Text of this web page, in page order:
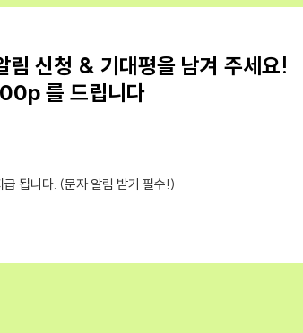
신청 & 기대평을 남겨 주세요!
를 드립니다
됩니다. (문자 알림 받기 필수!)